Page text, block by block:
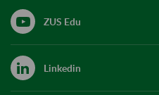
ZUS Edu
Linkedin